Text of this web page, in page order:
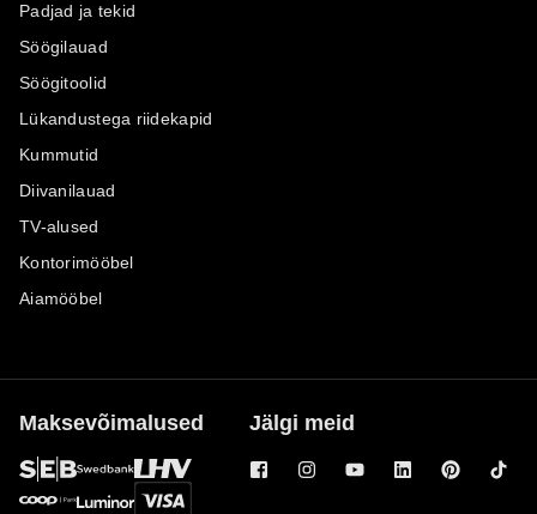
Padjad ja tekid
Söögilauad
Söögitoolid
Lükandustega riidekapid
Kummutid
Diivanilauad
TV-alused
Kontorimööbel
Aiamööbel
Maksevõimalused Jälgi meid